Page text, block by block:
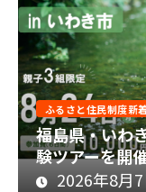
ふるさと住民制度新
福島県・いわ
験ツアーを開
2026年8月